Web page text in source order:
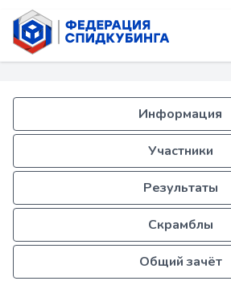
Информация
Участники
Результаты
Скрамблы
Общий зачёт